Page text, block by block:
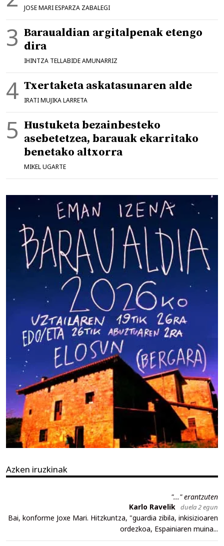
JOSE MARI ESPARZA ZABALEGI
Baraualdian argitalpenak etengo
dira
IHINTZA TELLABIDE AMUNARRIZ
Txertaketa askatasunaren alde
IRATI MUJIKA LARRETA
Hustuketa bezainbesteko
asebetetzea, barauak ekarritako
benetako altxorra
MIKEL UGARTE
Azken iruzkinak
"..." erantzuten
Karlo Ravelik duela 2 egun
Bai, konforme Joxe Mari. Hitzkuntza, "guardia zibila, inkisizioaren
ordezkoa, Espainiaren muina...